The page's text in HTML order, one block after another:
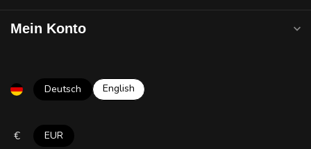
Mein Konto
Deutsch English
€ EUR